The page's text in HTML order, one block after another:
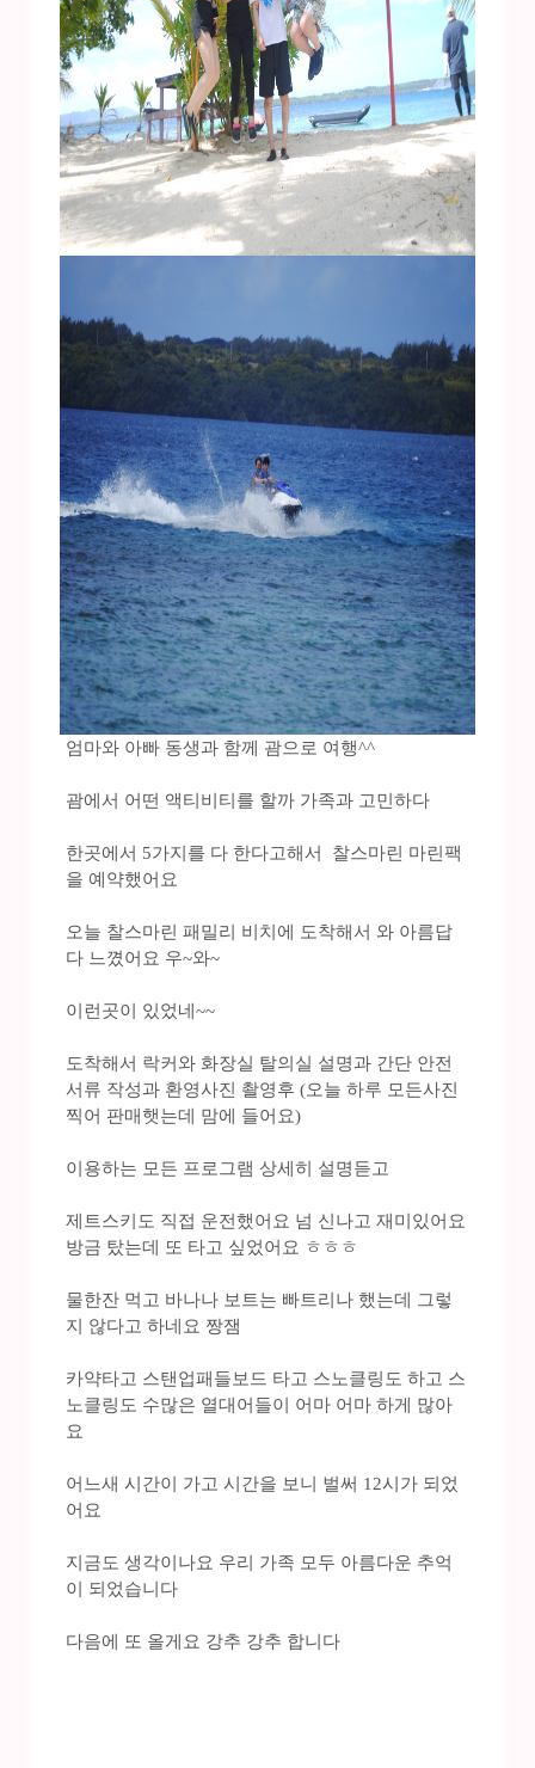
엄마와 아빠 동생과 함께 괌으로 여행^^
괌에서 어떤 액티비티를 할까 가족과 고민하다
한곳에서 5가지를 다 한다고해서 찰스마린 마린팩
을 예약했어요
오늘 찰스마린 패밀리 비치에 도착해서 와 아름답
다 느꼈어요 우~와~
이런곳이 있었네~~
도착해서 락커와 화장실 탈의실 설명과 간단 안전
서류 작성과 환영사진 촬영후 (오늘 하루 모든사진
찍어 판매햇는데 맘에 들어요)
이용하는 모든 프로그램 상세히 설명듣고
제트스키도 직접 운전했어요 넘 신나고 재미있어요
방금 탔는데 또 타고 싶었어요 ㅎㅎㅎ
물한잔 먹고 바나나 보트는 빠트리나 했는데 그렇
지 않다고 하네요 짱잼
카약타고 스탠업패들보드 타고 스노클링도 하고 스
노클링도 수많은 열대어들이 어마 어마 하게 많아
요
어느새 시간이 가고 시간을 보니 벌써 12시가 되었
어요
지금도 생각이나요 우리 가족 모두 아름다운 추억
이 되었습니다
다음에 또 올게요 강추 강추 합니다